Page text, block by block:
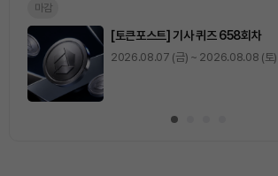
마감
[토큰포스트] 기사 퀴즈 658회차
2026.08.07 (금) ~ 2026.08.08 (토)